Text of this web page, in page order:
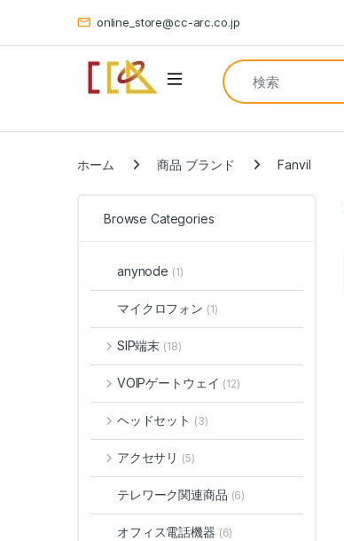
online_store@cc-arc.co.jp
Open
Search for:
ホーム 商品 ブランド Fanvil
Browse Categories
anynode (1)
マイクロフォン (1)
SIP端末 (18)
VOIPゲートウェイ (12)
ヘッドセット (3)
アクセサリ (5)
テレワーク関連商品 (6)
オフィス電話機器 (6)